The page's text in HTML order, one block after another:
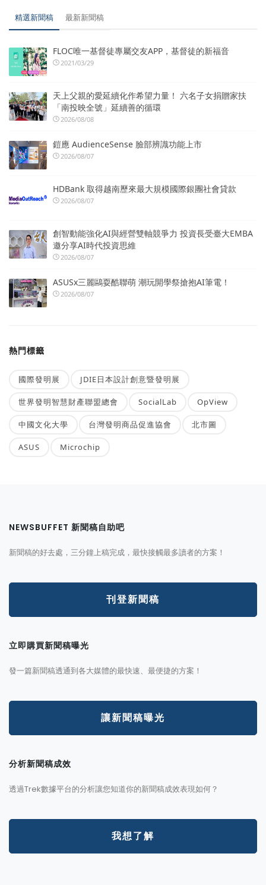
精選新聞稿 最新新聞稿
FLOC唯一基督徒專屬交友APP，基督徒的新福音
2021/03/29
天上父親的愛延續化作希望力量！ 六名子女捐贈家扶
「南投映全號」延續善的循環
2026/08/08
鎧應 AudienceSense 臉部辨識功能上市
2026/08/07
HDBank 取得越南歷來最大規模國際銀團社會貸款
2026/08/07
創智動能強化AI與經營雙軸競爭力 投資長受臺大EMBA
邀分享AI時代投資思維
2026/08/07
ASUSx三麗鷗耍酷聯萌 潮玩開學祭搶抱AI筆電！
2026/08/07
熱門標籤
國際發明展 JDIE日本設計創意暨發明展
世界發明智慧財產聯盟總會 SocialLab OpView
中國文化大學 台灣發明商品促進協會 北市圖
ASUS Microchip
NEWSBUFFET 新聞稿自助吧
新聞稿的好去處，三分鐘上稿完成，最快接觸最多讀者的方案！
刊登新聞稿
立即購買新聞稿曝光
發一篇新聞稿透通到各大媒體的最快速、最便捷的方案！
讓新聞稿曝光
分析新聞稿成效
透過Trek數據平台的分析讓您知道你的新聞稿成效表現如何？
我想了解